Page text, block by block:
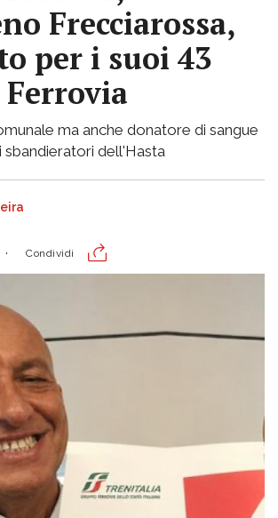
Frecciarossa,
per i suoi 43
ma anche donatore di sangue
sbandieratori dell'Hasta
Condividi